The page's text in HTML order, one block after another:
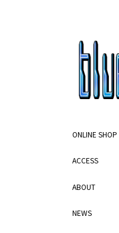
ONLINE SHOP
ACCESS
ABOUT
NEWS